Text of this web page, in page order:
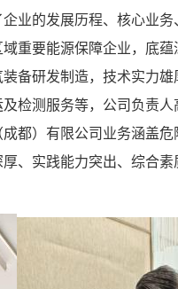
业的发展历程、核心业
重要能源保障企业，底
备研发制造，技术实力
检测服务等，公司负责
都）有限公司业务涵盖
、实践能力突出、综合